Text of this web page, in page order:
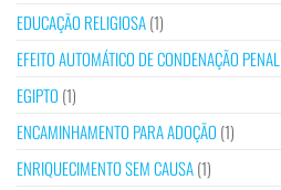
EDUCAÇÃO RELIGIOSA(1)
EFEITO AUTOMÁTICO DE CONDENAÇÃO PENAL
EGIPTO (1)
ENCAMINHAMENTO PARA ADOÇÃO (1)
ENRIQUECIMENTO SEM CAUSA(1)